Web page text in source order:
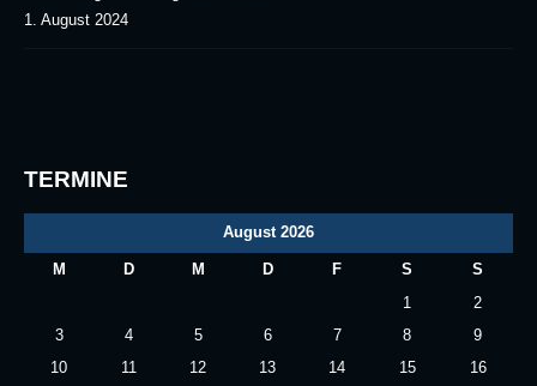
1. August 2024
TERMINE
August 2026
M D M D F S
S
1
2
3
4 5 6 7 8
9
10
11 12 13 14 15
16